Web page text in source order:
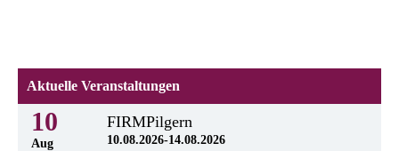
Aktuelle Veranstaltungen
10
Aug
FIRMPilgern
10.08.2026-14.08.2026